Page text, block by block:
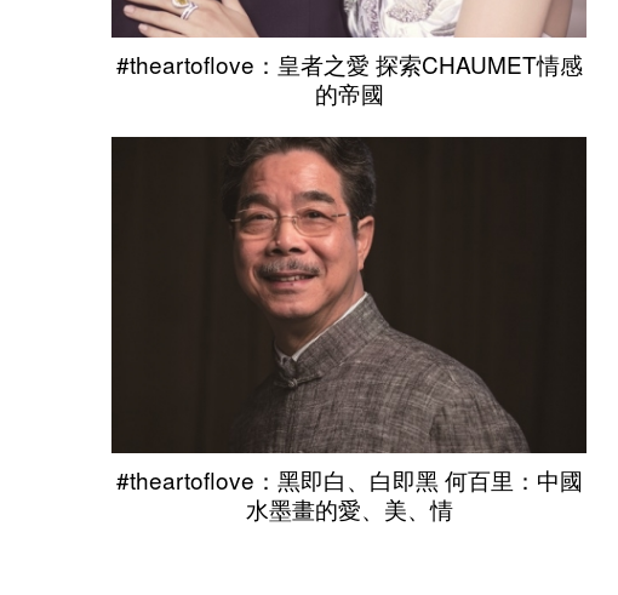
#theartoflove：皇者之愛 探索CHAUMET情感
的帝國
#theartoflove：黑即白、白即黑 何百里：中國
水墨畫的愛、美、情